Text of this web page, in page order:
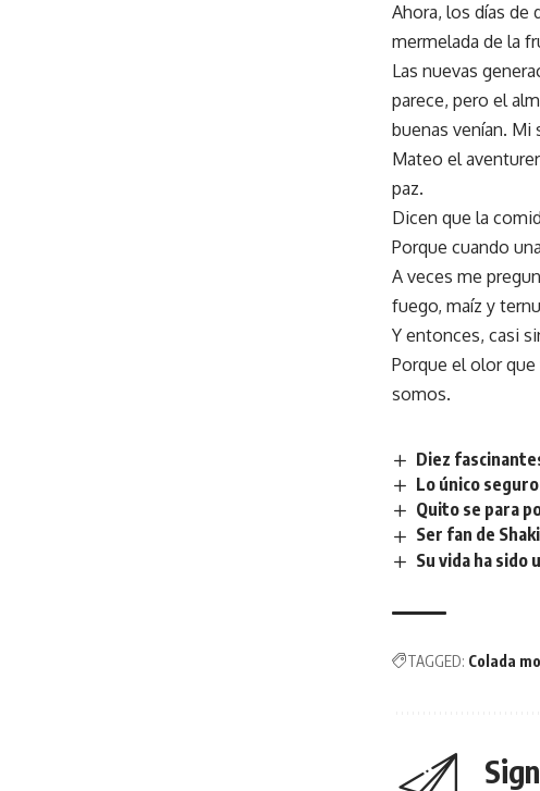
Ahora, los días de
mermelada de la
Las nuevas
parece, pero el
buenas venían. Mi
Mateo el
paz.
Dicen que la
Porque cuando
A veces me
fuego, maíz y
Y entonces, casi
Porque el olor
somos.
Diez
Lo único
Quito se para
Ser fan de
Su vida ha sido
TAGGED: Colada